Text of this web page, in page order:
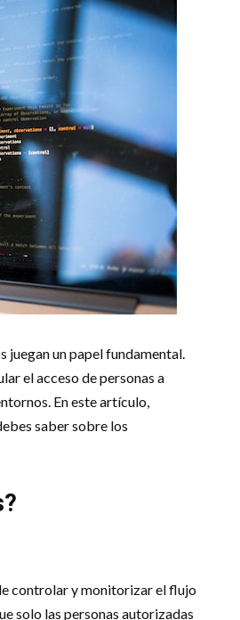
juegan un papel fundamental.
el acceso de personas a
En este artículo,
saber sobre los
controlar y monitorizar el flujo
solo las personas autorizadas